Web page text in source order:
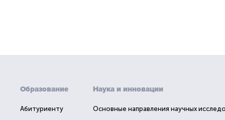
Образование
Абитуриенту
Наука и инновации
Основные направления научных